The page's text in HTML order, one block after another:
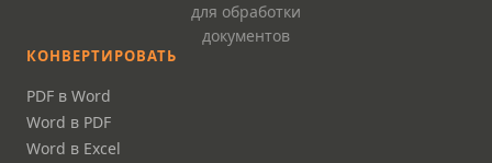
для обработки
документов
КОНВЕРТИРОВАТЬ
PDF в Word
Word в PDF
Word в Excel